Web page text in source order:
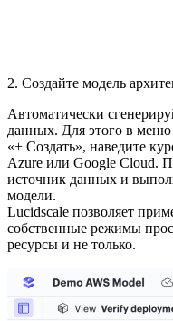
2. Создайте модель
Автоматически
данных. Для этого в
«+ Создать», наведите
Azure или Google Cloud.
источник данных и
модели.
Lucidscale позволяет
собственные режимы
ресурсы и не только.